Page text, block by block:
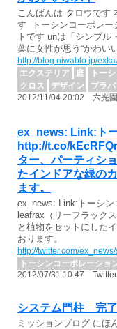
こんばんは タロウです
す トーシンコーポレー
トです unは「シンプ
葉に女性が思う“かわい
http://blog.niwablo.jp/
エクステリア
庭 トー
クロス
デザイン ブラ
2012/11/04 20:02 六光
ex_news: Link:ト
http://t.co/
ター、パーティシ
たインドアな緑の
ます。
ex_news: Link:トーシ
leafrax（リーフラック
と植物をセットにした
おります。
http://twitter.com/
トーシンコーポレーショ
2012/07/31 10:47
システム門柱 完了
ミッションブログ にほ